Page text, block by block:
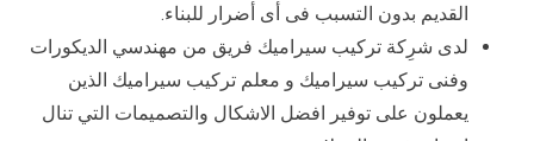
القديم بدون التسبب فى أى أضرار للبناء.
لدى شرِكة تركيب سيراميك فريق من مهندسي الديكورات
وفنى تركيب سيراميك و معلم تركيب سيراميك الذين
يعملون على توفير افضل الاشكال والتصميمات التي تنال